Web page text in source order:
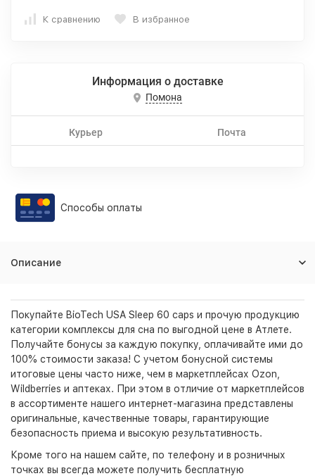
К сравнению В избранное
Информация о доставке
Помона
Курьер Почта
Способы оплаты
Описание
Покупайте BioTech USA Sleep 60 caps и прочую продукцию
категории комплексы для сна по выгодной цене в Атлете.
Получайте бонусы за каждую покупку, оплачивайте ими до
100% стоимости заказа! С учетом бонусной системы
итоговые цены часто ниже, чем в маркетплейсах Ozon,
Wildberries и аптеках. При этом в отличие от маркетплейсов
в ассортименте нашего интернет-магазина представлены
оригинальные, качественные товары, гарантирующие
безопасность приема и высокую результативность.
Кроме того на нашем сайте, по телефону и в розничных
точках вы всегда можете получить бесплатную